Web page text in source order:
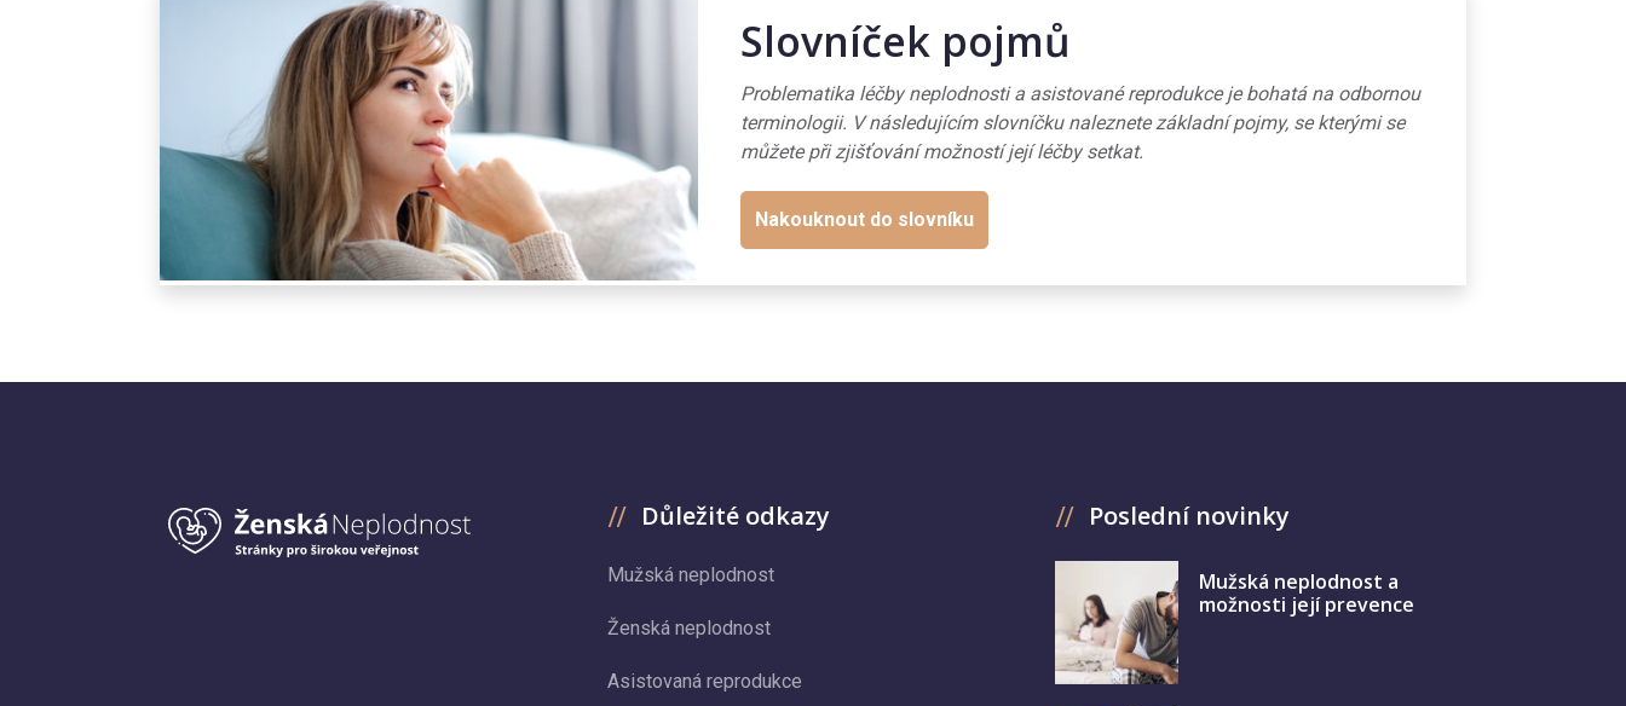
Slovníček pojmů
Problematika léčby neplodnosti a asistované reprodukce je bohatá na odbornou
terminologii. V následujícím slovníčku naleznete základní pojmy, se kterými se
můžete při zjišťování možností její léčby setkat.
Nakouknout do slovníku
Důležité odkazy
Mužská neplodnost
Ženská neplodnost
Asistovaná reprodukce
Poslední novinky
Mužská neplodnost a
možnosti její prevence